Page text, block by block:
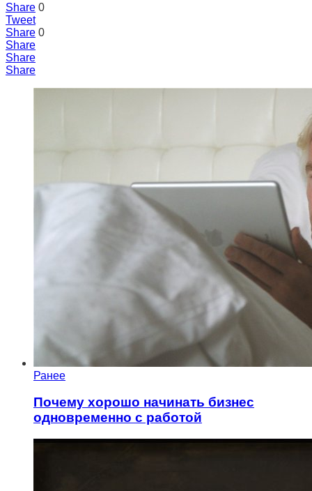
Share 0
Tweet
Share 0
Share
Share
Share
Ранее
Почему хорошо начинать бизнес
одновременно с работой